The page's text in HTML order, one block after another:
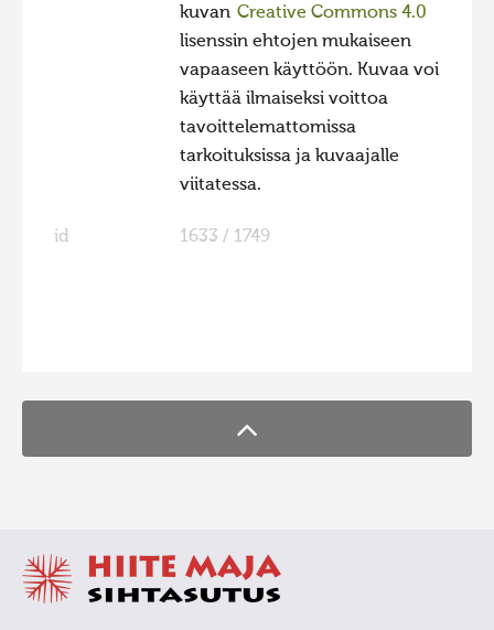
kuvan Creative Commons 4.0
lisenssin ehtojen mukaiseen
vapaaseen käyttöön. Kuvaa voi
käyttää ilmaiseksi voittoa
tavoittelemattomissa
tarkoituksissa ja kuvaajalle
viitatessa.
id 1633 / 1749